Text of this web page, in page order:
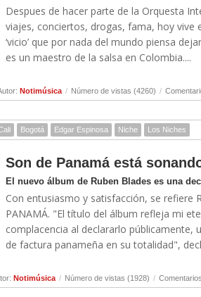
Despues de hacer parte de la Orquesta
viajes, conciertos, drogas, fama, hoy vive
‘vicio’ que por nada del mundo piensa
es un maestro de la salsa en Colombia....
Notimúsica / Número de vistas (4260) /
Bogotá Edgar Espinosa Niche Los Niches
Son de Panamá está
El nuevo álbum de Ruben Blades es una
Con entusiasmo y satisfacción, se refiere
PANAMÁ. "El título del álbum refleja mi
complacencia al declararlo públicamente,
de factura panameña en su totalidad",
Notimúsica / Número de vistas (1928) /